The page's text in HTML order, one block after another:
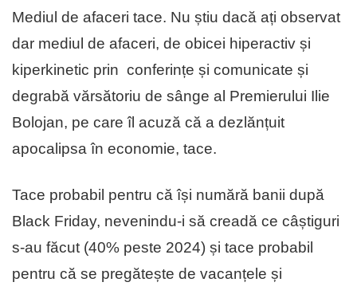
Mediul de afaceri tace. Nu știu dacă ați observat
dar mediul de afaceri, de obicei hiperactiv și
kiperkinetic prin conferințe și comunicate și
degrabă vărsătoriu de sânge al Premierului Ilie
Bolojan, pe care îl acuză că a dezlănțuit
apocalipsa în economie, tace.
Tace probabil pentru că își numără banii după
Black Friday, nevenindu-i să creadă ce câștiguri
s-au făcut (40% peste 2024) și tace probabil
pentru că se pregătește de vacanțele și